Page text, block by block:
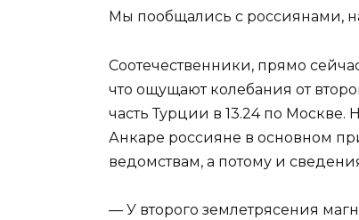
Мы пообщались с россиянами,
Соотечественники, прямо
что ощущают колебания от
часть Турции в 13.24 по
Анкаре россияне в основном
ведомствам, а потому и
— У второго землетрясения